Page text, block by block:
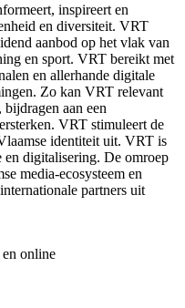
inspireert en
en diversiteit. VRT
aanbod op het vlak van
en sport. VRT bereikt met
en allerhande digitale
Zo kan VRT relevant
aan een
VRT stimuleert de
identiteit uit. VRT is
en digitalisering. De omroep
media-ecosysteem en
partners uit
online